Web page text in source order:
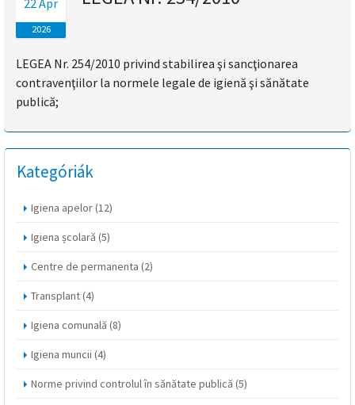
magyar
nyelvű
oldal
fejlesztés
alatt
van
Átiranyítás
román
nyelvű
oldalra
másodpercen
belül.
22 Ápr
2026
LEGEA Nr. 254/2010 privind stabilirea şi sancţionarea
contravenţiilor la normele legale de igienă şi sănătate
publică;
Kategóriák
Igiena apelor(12)
Igiena școlară (5)
Centre de permanenta (2)
Transplant(4)
Igiena comunală (8)
Igiena muncii (4)
Norme privind controlul în sănătate publică (5)